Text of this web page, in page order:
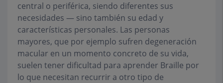
central o periférica, siendo diferentes sus
necesidades — sino también su edad y
características personales. Las personas
mayores, que por ejemplo sufren degeneración
macular en un momento concreto de su vida,
suelen tener dificultad para aprender Braille por
lo que necesitan recurrir a otro tipo de